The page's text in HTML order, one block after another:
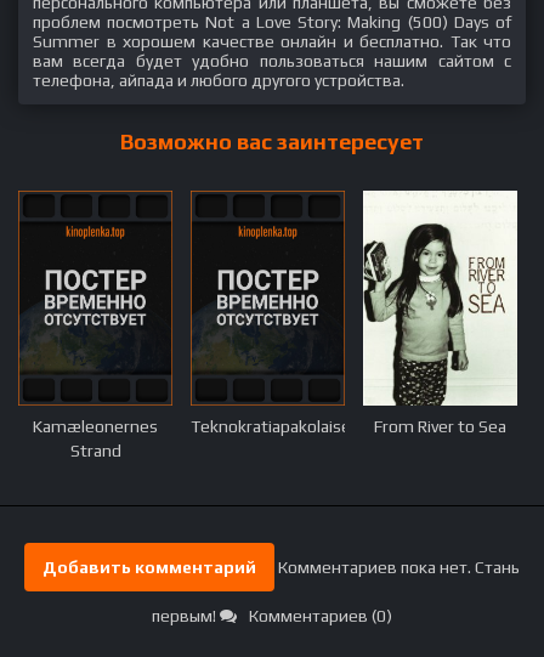
проблем посмотреть Not a Love Story: Making (500) Days of
Summer в хорошем качестве онлайн и бесплатно. Так что
вам всегда будет удобно пользоваться нашим сайтом с
телефона, айпада и любого другого устройства.
Возможно вас заинтересует
Kamæleonernes
Strand
Teknokratiapakolaiset From River to Sea
Добавить комментарий Комментариев пока нет. Стань
первым! Комментариев (0)